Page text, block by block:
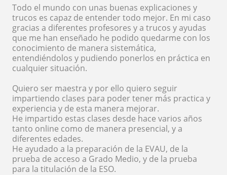
Todo el mundo con unas buenas explicaciones y
trucos es capaz de entender todo mejor. En mi caso
gracias a diferentes profesores y a trucos y ayudas
que me han enseñado he podido quedarme con los
conocimiento de manera sistemática,
entendiéndolos y pudiendo ponerlos en práctica en
cualquier situación.
Quiero ser maestra y por ello quiero seguir
impartiendo clases para poder tener más practica y
experiencia y de esta manera mejorar.
He impartido estas clases desde hace varios años
tanto online como de manera presencial, y a
diferentes edades.
He ayudado a la preparación de la EVAU, de la
prueba de acceso a Grado Medio, y de la prueba
para la titulación de la ESO.